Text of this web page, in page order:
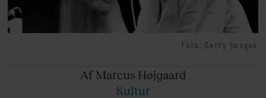
Foto: Getty Images
Af Marcus Højgaard
Kultur